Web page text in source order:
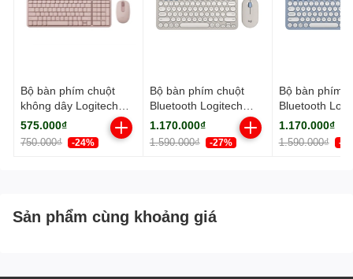
Bộ bàn phím chuột
không dây Logitech
MK250 Bluetooth Rose
575.000₫
750.000₫ -24%
Bộ bàn phím chuột
Bluetooth Logitech
Pebble 2 Combo cát
xám
1.170.000₫
1.590.000₫ -27%
Bộ bàn phím
Bluetooth
Pebble 2
xanh
1.170.000₫
1.590.000₫ -
Sản phẩm cùng khoảng giá